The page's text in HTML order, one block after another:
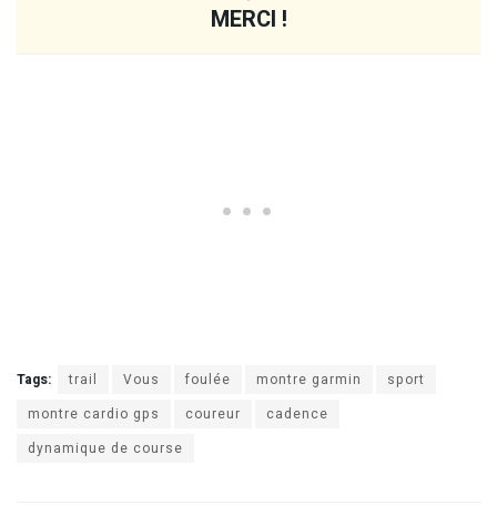
MERCI !
Tags: trail Vous foulée montre garmin
sport
montre cardio gps
coureur
cadence
dynamique de course